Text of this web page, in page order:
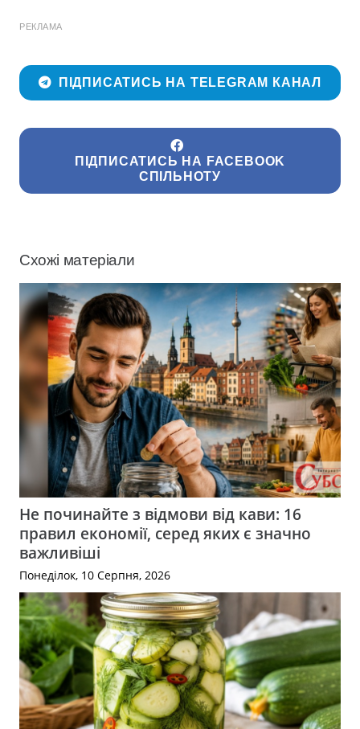
РЕКЛАМА
ПІДПИСАТИСЬ НА TELEGRAM КАНАЛ
ПІДПИСАТИСЬ НА FACEBOOK
СПІЛЬНОТУ
Схожі матеріали
Не починайте з відмови від кави: 16
правил економії, серед яких є значно
важливіші
Понеділок, 10 Серпня, 2026